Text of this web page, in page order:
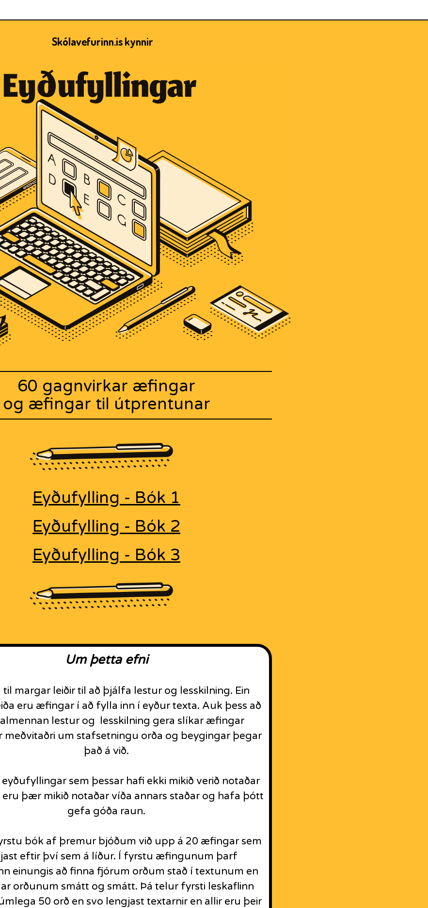
Skólavefurinn.is kynnir
60 gagnvirkar æfingar
og æfingar til útprentunar
Eyðufylling - Bók 1
Eyðufylling - Bók 2
Eyðufylling - Bók 3
Um þetta efni
til margar leiðir til að þjálfa lestur og lesskilning. Ein
eru æfingar í að fylla inn í eyður texta. Auk þess að
lestur og lesskilning gera slíkar æfingar
meðvitaðri um stafsetningu orða og beygingar þegar
það á við.
eyðufyllingar sem þessar hafi ekki mikið verið notaðar
eru þær mikið notaðar víða annars staðar og hafa þótt
gefa góða raun.
bók af þremur bjóðum við upp á 20 æfingar sem
eftir því sem á líður. Í fyrstu æfingunum þarf
einungis að finna fjórum orðum stað í textunum en
orðunum smátt og smátt. Þá telur fyrsti leskaflinn
50 orð en svo lengjast textarnir en allir eru þeir